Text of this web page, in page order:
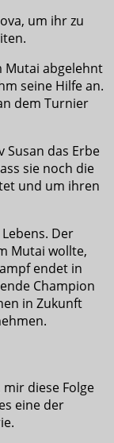
um ihr zu
Mutai abgelehnt
seine Hilfe an.
dem Turnier
Susan das Erbe
sie noch die
und um ihren
Der
Mutai wollte,
endet in
Champion
in Zukunft
diese Folge
eine der